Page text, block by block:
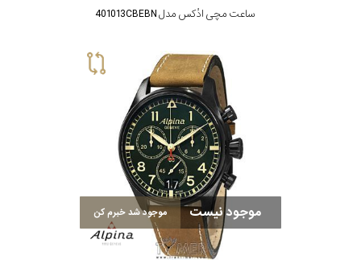
ساعت مچی ادُکس مدل 401013CBEBN
موجود نیست موجود شد خبرم کن